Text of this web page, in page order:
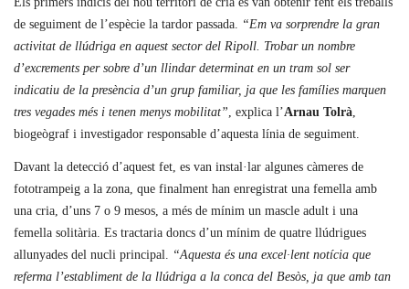
de seguiment de l’espècie la tardor passada. “Em va sorprendre la gran
activitat de llúdriga en aquest sector del Ripoll. Trobar un nombre
d’excrements per sobre d’un llindar determinat en un tram sol ser
indicatiu de la presència d’un grup familiar, ja que les famílies marquen
tres vegades més i tenen menys mobilitat”, explica l’Arnau Tolrà,
biogeògraf i investigador responsable d’aquesta línia de seguiment.
Davant la detecció d’aquest fet, es van instal·lar algunes càmeres de
fototrampeig a la zona, que finalment han enregistrat una femella amb
una cria, d’uns 7 o 9 mesos, a més de mínim un mascle adult i una
femella solitària. Es tractaria doncs d’un mínim de quatre llúdrigues
allunyades del nucli principal. “Aquesta és una excel·lent notícia que
referma l’establiment de la llúdriga a la conca del Besòs, ja que amb tan